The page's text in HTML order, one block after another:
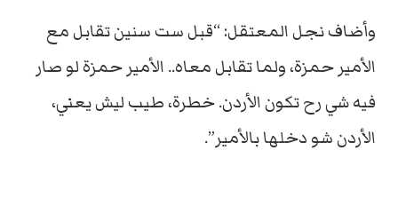
وأضاف نجل المعتقل: “قبل ست سنين تقابل مع
الأمير حمزة، ولما تقابل معاه.. الأمير حمزة لو صار
فيه شي رح تكون الأردن. خطرة، طيب ليش يعني،
الأردن شو دخلها بالأمير”.